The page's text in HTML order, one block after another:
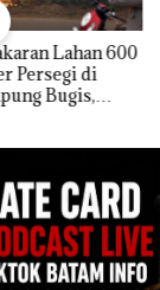
Belasan
Bulu